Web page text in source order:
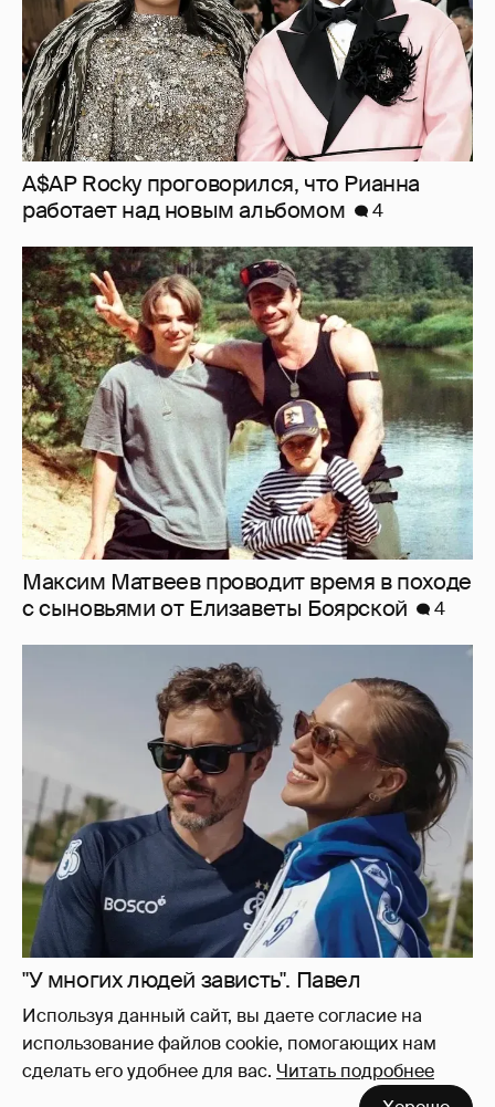
Используя данный сайт, вы даете согласие на
использование файлов cookie, помогающих нам
сделать его удобнее для вас. Читать подробнее
Максим Матвеев проводит время в походе
с сыновьями от Елизаветы Боярской
4
"У многих людей зависть". Павел
Деревянко заявил, что подозревает в
атаках на его бренд людей из близкого
окружения
9